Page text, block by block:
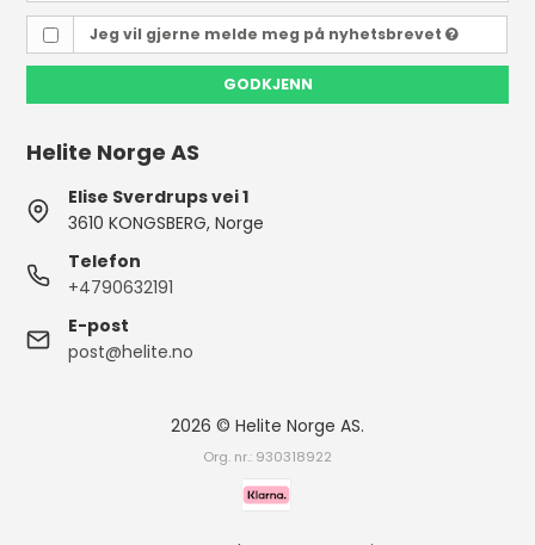
Jeg vil gjerne melde meg på nyhetsbrevet
GODKJENN
Helite Norge AS
Elise Sverdrups vei 1
3610 KONGSBERG, Norge
Telefon
+4790632191
E-post
post@helite.no
2026 © Helite Norge AS.
Org. nr.: 930318922